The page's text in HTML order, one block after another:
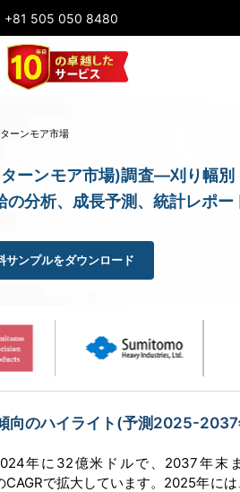
+81 505 050 8480
ーンモア市場
ーンモア市場)調査―刈り幅
の分析、成長予測、統計レポ
サンプルをダウンロード
向のハイライト(予測2025-
年に32億米ドルで、2037年末
で拡大しています。2025年に